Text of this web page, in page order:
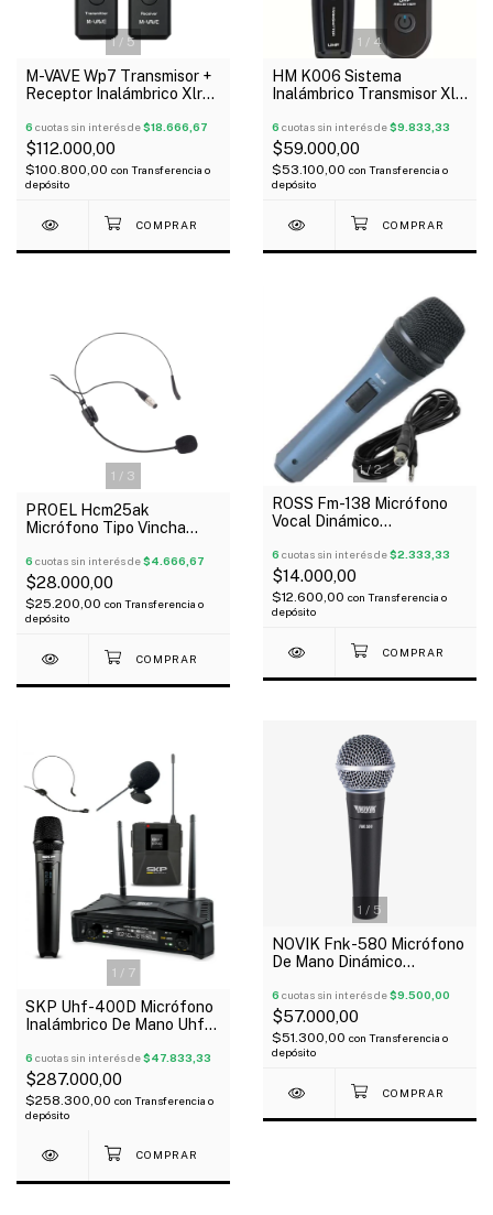
1/ 5
M-VAVE Wp7 Transmisor +
Receptor Inalámbrico Xlr
6 cuotas sin interés de$18.666,67
$112.000,00
$100.800,00 con Transferencia o
depósito
1 / 4
HM K006 Sistema
Inalámbrico Transmisor Xlr
GHz
6 cuotas sin interés de$9.833,33
$59.000,00
$53.100,00 con Transferencia o
depósito
1 / 3
PROEL Hcm25ak
Micrófono Tipo Vincha
Negro
6 cuotas sin interés de$4.666,67
$28.000,00
$25.200,00 con Transferencia o
depósito
1/2
ROSS Fm-138 Micrófono
Vocal Dinámico
6 cuotas sin interés de$2.333,33
$14.000,00
$12.600,00 con Transferencia o
depósito
1 / 7
SKP Uhf-400D Micrófono
Inalámbrico De Mano Uhf
Corbatero
6 cuotas sin interés de$47.833,33
$287.000,00
$258.300,00 con Transferencia o
depósito
1 / 5
NOVIK Fnk-580 Micrófono
De Mano Dinámico
Cable
6 cuotas sin interés de$9.500,00
$57.000,00
$51.300,00 con Transferencia o
depósito